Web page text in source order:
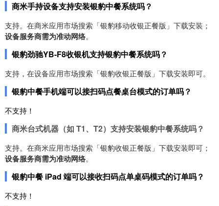
商米手持设备支持安装银豹中餐系统吗？
支持。在商米应用市场搜索「银豹移动收银正餐版」下载安装；
设备服务商需为准动网络。
银豹劲驰YB-F8收银机支持银豹中餐系统吗？
支持，在设备应用市场搜索「银豹收银正餐版」下载安装即可。
银豹中餐手机端可以接扫码点餐桌台模式的订单吗？
不支持！
商米台式机器（如 T1、T2）支持安装银豹中餐系统吗？
支持。在商米应用市场搜索「银豹收银正餐版」下载安装即可；
设备服务商需为准动网络。
银豹中餐 iPad 端可以接收扫码点单桌码模式的订单吗？
不支持！